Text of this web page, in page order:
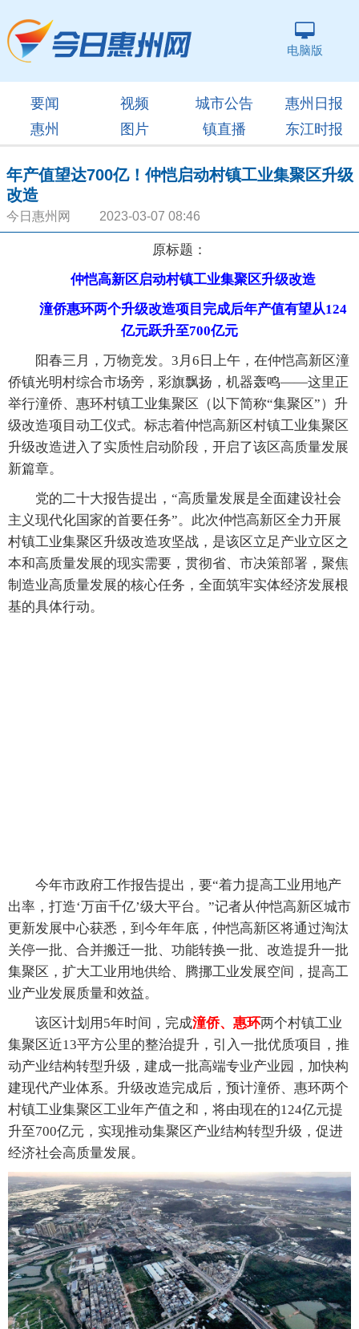
电脑版
要闻 视频 城市公告
惠州日报
惠州
图片 镇直播 东江时报
年产值望达700亿！仲恺启动村镇工业集聚区升级
改造
今日惠州网 2023-03-07 08:46
原标题：
仲恺高新区启动村镇工业集聚区升级改造
潼侨惠环两个升级改造项目完成后年产值有望从124
亿元跃升至700亿元
阳春三月，万物竞发。3月6日上午，在仲恺高新区潼
侨镇光明村综合市场旁，彩旗飘扬，机器轰鸣——这里正
举行潼侨、惠环村镇工业集聚区（以下简称“集聚区”）升
级改造项目动工仪式。标志着仲恺高新区村镇工业集聚区
升级改造进入了实质性启动阶段，开启了该区高质量发展
新篇章。
党的二十大报告提出，“高质量发展是全面建设社会
主义现代化国家的首要任务”。此次仲恺高新区全力开展
村镇工业集聚区升级改造攻坚战，是该区立足产业立区之
本和高质量发展的现实需要，贯彻省、市决策部署，聚焦
制造业高质量发展的核心任务，全面筑牢实体经济发展根
基的具体行动。
今年市政府工作报告提出，要“着力提高工业用地产
出率，打造‘万亩千亿’级大平台。”记者从仲恺高新区城市
更新发展中心获悉，到今年年底，仲恺高新区将通过淘汰
关停一批、合并搬迁一批、功能转换一批、改造提升一批
集聚区，扩大工业用地供给、腾挪工业发展空间，提高工
业产业发展质量和效益。
该区计划用5年时间，完成潼侨、惠环两个村镇工业
集聚区近13平方公里的整治提升，引入一批优质项目，推
动产业结构转型升级，建成一批高端专业产业园，加快构
建现代产业体系。升级改造完成后，预计潼侨、惠环两个
村镇工业集聚区工业年产值之和，将由现在的124亿元提
升至700亿元，实现推动集聚区产业结构转型升级，促进
经济社会高质量发展。